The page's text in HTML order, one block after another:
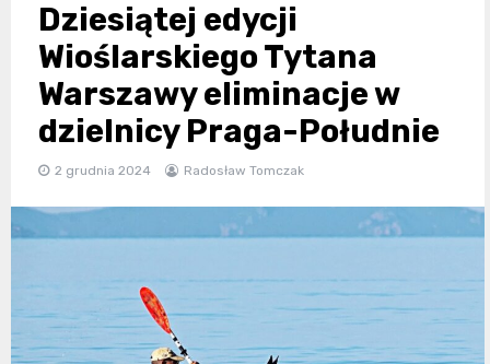
Dziesiątej edycji
Wioślarskiego Tytana
Warszawy eliminacje w
dzielnicy Praga-Południe
2 grudnia 2024 Radosław Tomczak